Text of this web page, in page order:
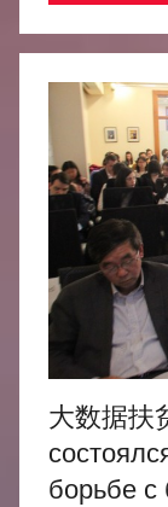
大数据扶
борьбе с